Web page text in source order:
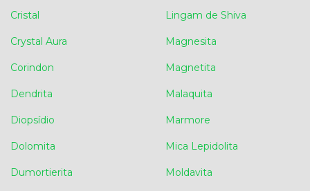
Cristal
Crystal Aura
Corindon
Dendrita
Diopsídio
Dolomita
Dumortierita
Lingam de Shiva
Magnesita
Magnetita
Malaquita
Marmore
Mica Lepidolita
Moldavita